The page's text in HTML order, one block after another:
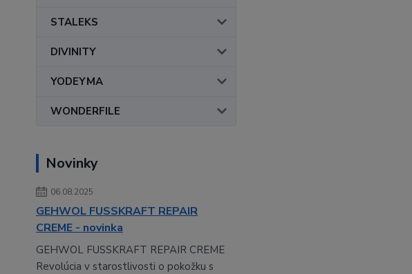
STALEKS
DIVINITY
YODEYMA
WONDERFILE
Novinky
06.08.2025
GEHWOL FUSSKRAFT REPAIR
CREME - novinka
GEHWOL FUSSKRAFT REPAIR CREME
Revolúcia v starostlivosti o pokožku s